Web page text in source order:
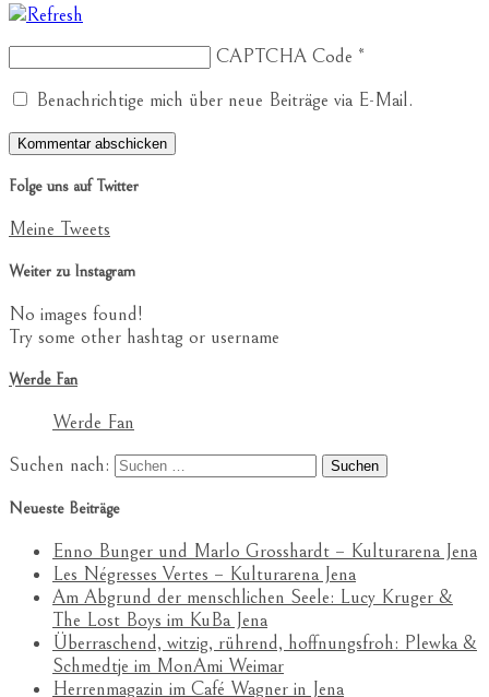
CAPTCHA Code *
Benachrichtige mich über neue Beiträge via E-Mail.
Folge uns auf Twitter
Meine Tweets
Weiter zu Instagram
No images found!
Try some other hashtag or username
Werde Fan
Werde Fan
Suchen nach:
Neueste Beiträge
Enno Bunger und Marlo Grosshardt – Kulturarena Jena
Les Négresses Vertes – Kulturarena Jena
Am Abgrund der menschlichen Seele: Lucy Kruger &
The Lost Boys im KuBa Jena
Überraschend, witzig, rührend, hoffnungsfroh: Plewka &
Schmedtje im MonAmi Weimar
Herrenmagazin im Café Wagner in Jena